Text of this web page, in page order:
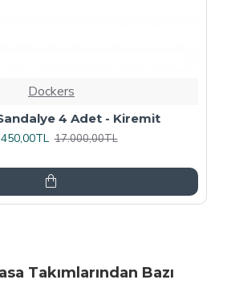
Dockers
(Kromnikel) (4 Adet
Fiyatıdır) - Kahve
Takımlarından Bazı